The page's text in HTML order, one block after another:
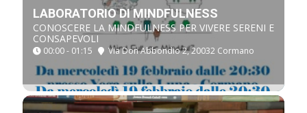
LABORATORIO DI MINDFULNESS
CONOSCERE LA MINDFULNESS PER VIVERE SERENI E
CONSAPEVOLI
00:00 - 01:15 Via Don Abbondio 2, 20032 Cormano